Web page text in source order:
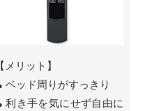
【メリット】
ベッド周りがすっきり
利き手を気にせず自由に